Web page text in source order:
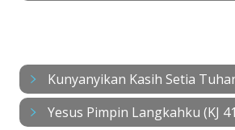
Kunyanyikan Kasih Setia
Yesus Pimpin Langkahku (KJ